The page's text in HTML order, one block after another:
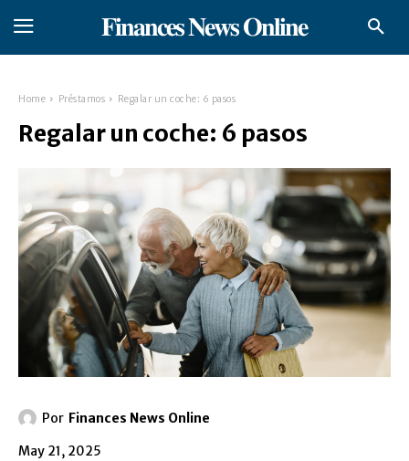
𝐅𝐢𝐧𝐚𝐧𝐜𝐞𝐬 𝐍𝐞𝐰𝐬 𝐎𝐧𝐥𝐢𝐧𝐞
Home Préstamos Regalar un coche: 6 pasos
Regalar un coche: 6 pasos
Por Finances News Online
May 21, 2025